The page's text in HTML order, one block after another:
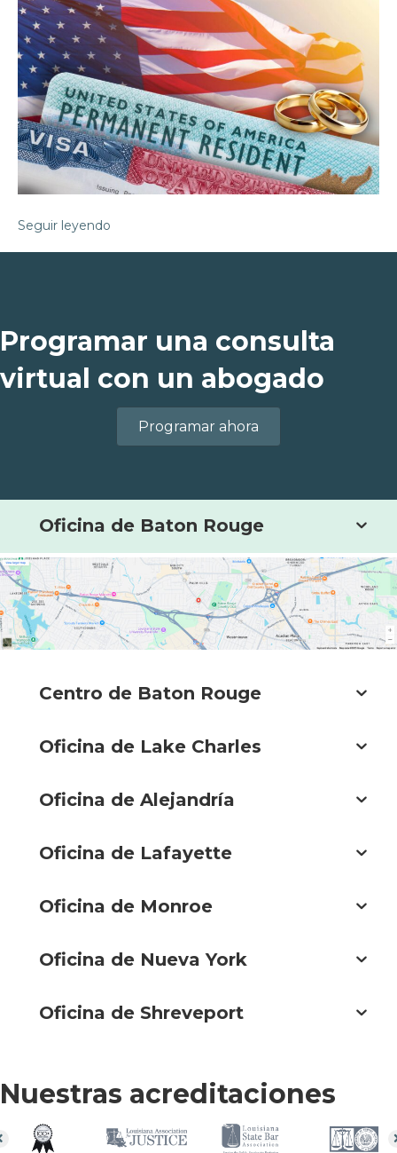
Seguir leyendo
Programar una consulta
virtual con un abogado
Programar ahora
Oficina de Baton Rouge
Centro de Baton Rouge
Oficina de Lake Charles
Oficina de Alejandría
Oficina de Lafayette
Oficina de Monroe
Oficina de Nueva York
Oficina de Shreveport
Nuestras acreditaciones